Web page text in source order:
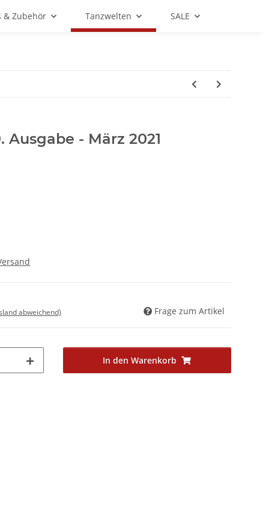
& Zubehör Tanzwelten SALE
Ausgabe - März 2021
abweichend) Frage zum Artikel
In den Warenkorb